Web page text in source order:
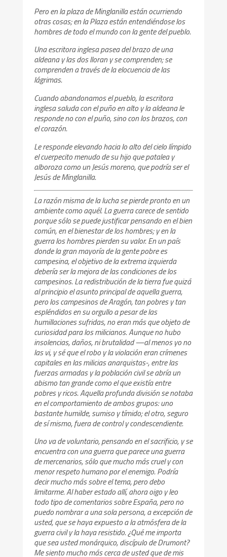
Pero en la plaza de Minglanilla están ocurriendo
otras cosas; en la Plaza están entendiéndose los
hombres de todo el mundo con la gente del pueblo.
Una escritora inglesa pasea del brazo de una
aldeana y las dos lloran y se comprenden; se
comprenden a través de la elocuencia de las
lágrimas.
Cuando abandonamos el pueblo, la escritora
inglesa saluda con el puño en alto y la aldeana le
responde no con el puño, sino con los brazos, con
el corazón.
Le responde elevando hacia lo alto del cielo límpido
el cuerpecito menudo de su hijo que patalea y
alboroza como un Jesús moreno, que podría ser el
Jesús de Minglanilla.
La razón misma de la lucha se pierde pronto en un
ambiente como aquél. La guerra carece de sentido
porque sólo se puede justificar pensando en el bien
común, en el bienestar de los hombres; y en la
guerra los hombres pierden su valor. En un país
donde la gran mayoría de la gente pobre es
campesina, el objetivo de la extrema izquierda
debería ser la mejora de las condiciones de los
campesinos. La redistribución de la tierra fue quizá
al principio el asunto principal de aquella guerra,
pero los campesinos de Aragón, tan pobres y tan
espléndidos en su orgullo a pesar de las
humillaciones sufridas, no eran más que objeto de
curiosidad para los milicianos. Aunque no hubo
insolencias, daños, ni brutalidad —al menos yo no
las vi, y sé que el robo y la violación eran crímenes
capitales en las milicias anarquistas-, entre las
fuerzas armadas y la población civil se abría un
abismo tan grande como el que existía entre
pobres y ricos. Aquella profunda división se notaba
en el comportamiento de ambos grupos: uno
bastante humilde, sumiso y tímido; el otro, seguro
de sí mismo, fuera de control y condescendiente.
Uno va de voluntario, pensando en el sacrificio, y se
encuentra con una guerra que parece una guerra
de mercenarios, sólo que mucho más cruel y con
menor respeto humano por el enemigo. Podría
decir mucho más sobre el tema, pero debo
limitarme. Al haber estado allí, ahora oigo y leo
todo tipo de comentarios sobre España, pero no
puedo nombrar a una sola persona, a excepción de
usted, que se haya expuesto a la atmósfera de la
guerra civil y la haya resistido. ¿Qué me importa
que sea usted monárquico, discípulo de Drumont?
Me siento mucho más cerca de usted que de mis